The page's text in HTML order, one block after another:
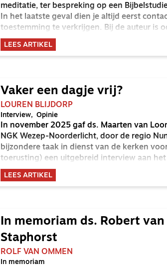
meditatie, ter bespreking op een
In het laatste geval dien je altijd eerst
toestemming te verkrijgen. Bij de auteur is
(jan.mudde58@gmail.com).
LEES ARTIKEL
Vaker een dagje vrij?
LOUREN BLIJDORP
Interview Opinie
In november 2025 gaf ds. Maarten van
NGK Wezep-Noorderlicht, door de regio
bijzondere taak in dienst van de kerken
toerusting) een uitgebreid interview aan
uitlegde waarom hij het werk als
verschenen in het Nederlands Dagblad
LEES ARTIKEL
In memoriam ds. Robert
Staphorst
ROLF VAN OMMEN
In memoriam